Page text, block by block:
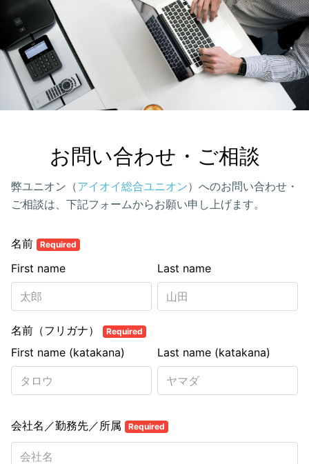
お問い合わせ・ご相談
弊ユニオン（アイオイ総合ユニオン）へのお問い合わせ・
ご相談は、下記フォームからお願い申し上げます。
名前 Required
Last name
First name
名前（フリガナ） Required
Last name (katakana)
First name (katakana)
会社名／勤務先／所属 Required